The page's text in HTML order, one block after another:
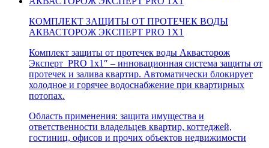
КОМПЛЕКТ ЗАЩИТЫ ОТ ПРОТЕЧЕК ВОДЫ
АКВАСТОРОЖ ЭКСПЕРТ PRO 1Х1
Комплект защиты от протечек воды Аквасторож
Эксперт PRO 1х1″ – инновационная система защиты от
протечек и залива квартир. Автоматически блокирует
холодное и горячее водоснабжение при квартирных
потопах.
Область применения: защита имущества и
ответственности владельцев квартир, коттеджей,
гостиниц, офисов и прочих объектов недвижимости